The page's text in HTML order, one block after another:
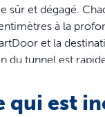
sûr et dégagé.
à la
et la
du tunnel est
de ruban adhésif.
d'extensions
qui est